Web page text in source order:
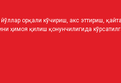
орқали кўчириш, акс эттириш,
ҳимоя қилиш қонунчилигида